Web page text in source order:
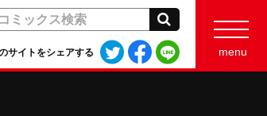
サイトをシェアする
Twitter
で
Facebook
で
LINE
menu